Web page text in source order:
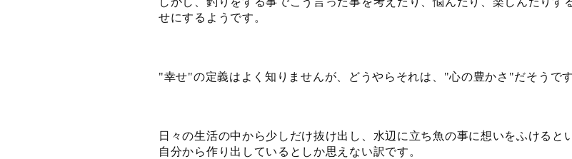
せにするようです。
"幸せ"の定義はよく知りませんが、どうやらそれは、 "心の豊かさ "だそうです
日々の生活の中から少しだけ抜け出し、水辺に立ち魚の事に想いをふけると
自分から作り出しているとしか思えない訳です。